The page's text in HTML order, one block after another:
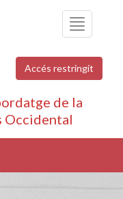
Toggle
navigation
Accés restringit
de la
Occidental